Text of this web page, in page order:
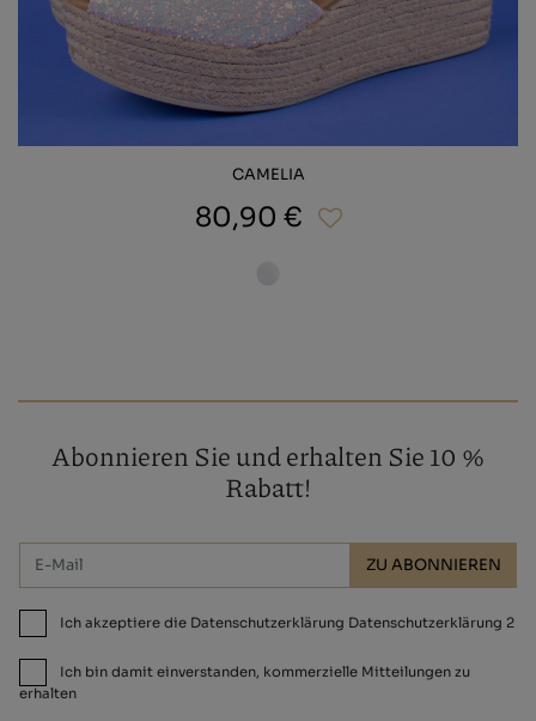
CAMELIA
80,90 €
Abonnieren Sie und erhalten Sie 10 %
Rabatt!
ZU ABONNIEREN
Ich akzeptiere die Datenschutzerklärung Datenschutzerklärung 2
Ich bin damit einverstanden, kommerzielle Mitteilungen zu
erhalten